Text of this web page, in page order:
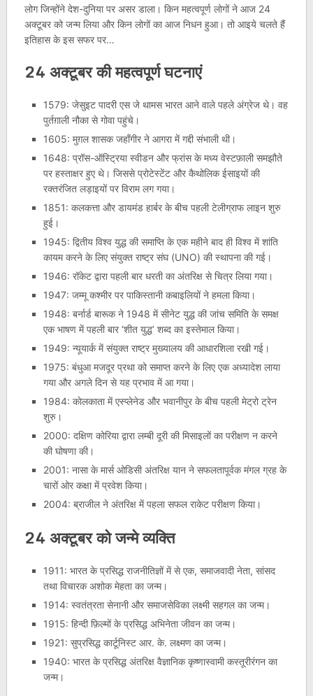
लोग जिन्होंने देश-दुनिया पर असर डाला। किन महत्वपूर्ण लोगों ने आज 24
अक्टूबर को जन्म लिया और किन लोगों का आज निधन हुआ। तो आइये चलते हैं
इतिहास के इस सफर पर…
24 अक्टूबर की महत्वपूर्ण घटनाएं
1579: जेसुइट पादरी एस जे थामस भारत आने वाले पहले अंग्रेज थे। वह
पुर्तग़ाली नौका से गोवा पहुंचे।
1605: मुग़ल शासक जहाँगीर ने आगरा में गद्दी संभाली थी।
1648: प्रॉस-ऑस्ट्रिया स्वीडन और फ्रांस के मध्य वेस्टफ़ाली समझौते
पर हस्ताक्षर हुए थे। जिससे प्रोटेस्टेंट और कैथोलिक ईसाइयों की
रक्तरंजित लड़ाइयों पर विराम लग गया।
1851: कलकत्ता और डायमंड हार्बर के बीच पहली टेलीग्राफ लाइन शुरु
हुई।
1945: द्वितीय विश्व युद्ध की समाप्ति के एक महीने बाद ही विश्व में शांति
कायम करने के लिए संयुक्त राष्ट्र संघ (UNO) की स्थापना की गई।
1946: रॉकेट द्वारा पहली बार धरती का अंतरिक्ष से चित्र लिया गया।
1947: जम्मू कश्मीर पर पाकिस्तानी कबाइलियों ने हमला किया।
1948: बर्नार्ड बारूक ने 1948 में सीनेट युद्ध की जांच समिति के समक्ष
एक भाषण में पहली बार ‘शीत युद्ध’ शब्द का इस्तेमाल किया।
1949: न्यूयार्क में संयुक्त राष्ट्र मुख्यालय की आधारशिला रखी गई।
1975: बंधुआ मजदूर प्रथा को समाप्त करने के लिए एक अध्यादेश लाया
गया और अगले दिन से यह प्रभाव में आ गया।
1984: काेलकाता में एस्प्लेनेड और भवानीपुर के बीच पहली मेट्रो ट्रेन
शुरु।
2000: दक्षिण कोरिया द्वारा लम्बी दूरी की मिसाइलों का परीक्षण न करने
की घोषणा की।
2001: नासा के मार्स ओडिसी अंतरिक्ष यान ने सफलतापूर्वक मंगल ग्रह के
चारों ओर कक्षा में प्रवेश किया।
2004: ब्राजील ने अंतरिक्ष में पहला सफल राकेट परीक्षण किया।
24 अक्टूबर को जन्मे व्यक्ति
1911: भारत के प्रसिद्ध राजनीतिज्ञों में से एक, समाजवादी नेता, सांसद
तथा विचारक अशोक मेहता का जन्म।
1914: स्वतंत्रता सेनानी और समाजसेविका लक्ष्मी सहगल का जन्म।
1915: हिन्दी फ़िल्मों के प्रसिद्ध अभिनेता जीवन का जन्म।
1921: सुप्रसिद्ध कार्टूनिस्ट आर. के. लक्ष्मण का जन्म।
1940: भारत के प्रसिद्ध अंतरिक्ष वैज्ञानिक कृष्णास्वामी कस्तूरीरंगन का
जन्म।